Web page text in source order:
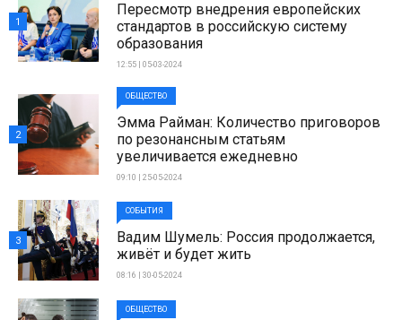
Пересмотр внедрения европейских
стандартов в российскую систему
образования
12:55 | 05-03-2024
1
ОБЩЕСТВО
Эмма Райман: Количество приговоров
по резонансным статьям
увеличивается ежедневно
09:10 | 25-05-2024
2
СОБЫТИЯ
Вадим Шумель: Россия продолжается,
живёт и будет жить
08:16 | 30-05-2024
3
ОБЩЕСТВО